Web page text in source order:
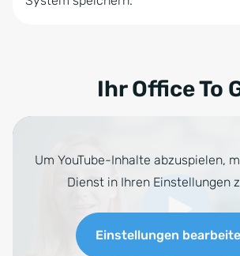
Ihr Office To
Um YouTube-Inhalte abzuspielen,
Dienst in Ihren Einstellungen
Einstellungen